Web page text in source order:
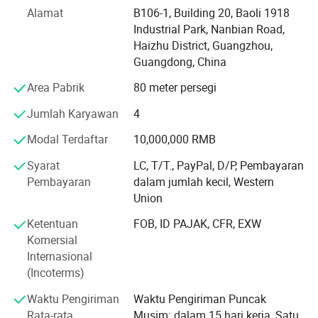
auto. Kami memproduksi susunan rem, kaliper rem,
cakram rem, suku cadang pemesinan chassis, suku
cadang pengelasan rangka, suku cadang yang tercap, lini
produksi dan workstation terpadu robot. Kami dapat
memproduksi 200 juta komponen stamping, suku cadang
terap logam, dan peralatan cetakan terkait setiap bulan.
Hal ini memastikan bahwa kita dapat menyelesaikan
pesanan tepat waktu.
Lebih dari 200 paten dan staf R&D berpengalaman, kami
memiliki lebih dari 200 paten dan insinyur R&D kami yang
kreatif dan berpengalaman membantu menyesuaikan
anggaran. Kami dapat mengkonversi desain, gambar,
kreativitas, atau bahan Anda menjadi produk dalam
waktu tujuh hari. Setiap pesanan Anda akan ditangani
oleh staf kami yang terlatih dan terampil.
Peralatan canggih Kami memiliki peralatan canggih,
Alamat
B106-1, Building 20, Baoli 1918
Industrial Park, Nanbian Road,
Haizhu District, Guangzhou,
Guangdong, China
Area Pabrik
80 meter persegi
Jumlah Karyawan
4
Modal Terdaftar
10,000,000 RMB
Syarat
Pembayaran
LC, T/T., PayPal, D/P, Pembayaran
dalam jumlah kecil, Western
Union
Ketentuan
Komersial
Internasional
(Incoterms)
FOB, ID PAJAK, CFR, EXW
Waktu Pengiriman
Waktu Pengiriman Puncak